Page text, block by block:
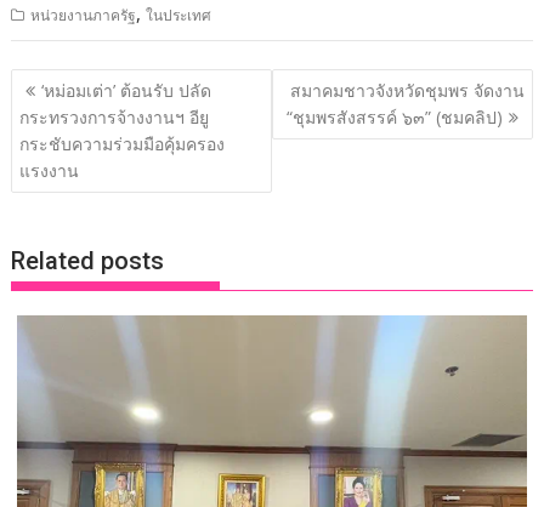
e
b
o
o
k
itt
er
k
e
dI
n
e p
y
n
k
ar
e
หน่วยงานภาครัฐ,ในประเทศ
แนะแนว
เรื่อง
‘หม่อมเต่า’ ต้อนรับ ปลัด
กระทรวงการจ้างงานฯ อียู
กระชับความร่วมมือคุ้มครอง
แรงงาน
สมาคมชาวจังหวัดชุมพร จัดงาน
“ชุมพรสังสรรค์ ๖๓” (ชมคลิป)
Related posts